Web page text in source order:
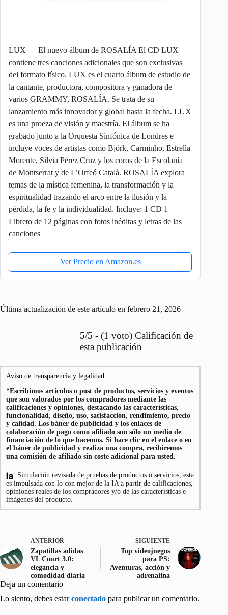
LUX — El nuevo álbum de ROSALÍA El CD LUX
contiene tres canciones adicionales que son exclusivas
del formato físico. LUX es el cuarto álbum de estudio de
la cantante, productora, compositora y ganadora de
varios GRAMMY, ROSALÍA. Se trata de su
lanzamiento más innovador y global hasta la fecha. LUX
es una proeza de visión y maestría. El álbum se ha
grabado junto a la Orquesta Sinfónica de Londres e
incluye voces de artistas como Björk, Carminho, Estrella
Morente, Silvia Pérez Cruz y los coros de la Escolanía
de Montserrat y de L’Orfeó Català. ROSALÍA explora
temas de la mística femenina, la transformación y la
espiritualidad trazando el arco entre la ilusión y la
pérdida, la fe y la individualidad. Incluye: 1 CD 1
Libreto de 12 páginas con fotos inéditas y letras de las
canciones
Ver Precio en Amazon.es
Última actualización de este artículo en febrero 21, 2026
5/5 - (1 voto) Calificación de
esta publicación
Aviso de transparencia y legalidad:
*Escribimos artículos o post de productos, servicios y eventos
que son valorados por los compradores mediante las
calificaciones y opiniones, destacando las características,
funcionalidad, diseño, uso, satisfacción, rendimiento, precio
y calidad. Los báner de publicidad y los enlaces de
colaboración de pago como afiliado son sólo un medio de
financiación de lo que hacemos. Si hace clic en el enlace o en
el báner de publicidad y realiza una compra, recibiremos
una comisión de afiliado sin coste adicional para usted.
: Simulación revisada de pruebas de productos o servicios, esta
es impulsada con lo con mejor de la IA a partir de calificaciones,
opiniones reales de los compradores y/o de las características e
imágenes del producto.
ANTERIOR
Zapatillas adidas
VL Court 3.0:
elegancia y
comodidad diaria
SIGUIENTE
Top videojuegos
para PS:
Aventuras, acción y
adrenalina
Deja un comentario
Lo siento, debes estarconectado para publicar un comentario.